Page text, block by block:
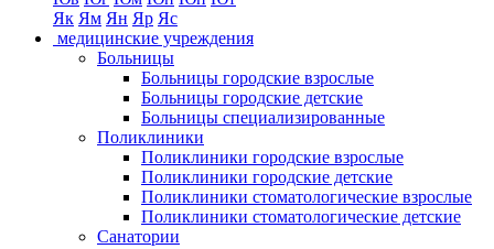
Як Ям Ян Яр Яс
медицинские учреждения
Больницы
Больницы городские взрослые
Больницы городские детские
Больницы специализированные
Поликлиники
Поликлиники городские взрослые
Поликлиники городские детские
Поликлиники стоматологические взрослые
Поликлиники стоматологические детские
Санатории